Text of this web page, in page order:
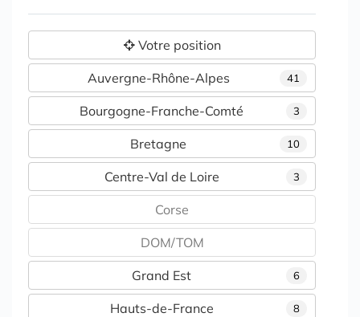
Votre position
41
Auvergne-Rhône-Alpes
3
Bourgogne-Franche-Comté
10
Bretagne
3
Centre-Val de Loire
Corse
DOM/TOM
6
Grand Est
8
Hauts-de-France